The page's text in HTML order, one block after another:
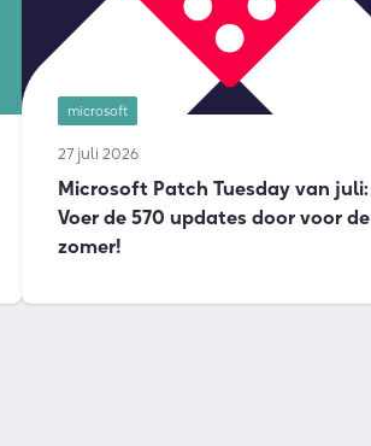
microsoft
27 juli 2026
Microsoft Patch Tuesday van juli:
Voer de 570 updates door voor de
zomer!